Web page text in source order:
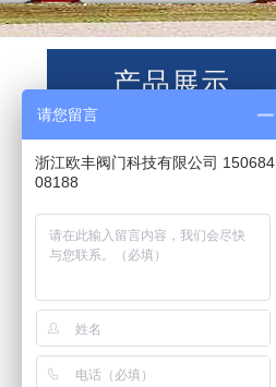
产品展示
波纹管截止阀
波纹管闸阀
锻造波纹管截止阀
锻造1500LB波纹管阀
请您留言
浙江欧丰阀门科技有限公司 150684
08188